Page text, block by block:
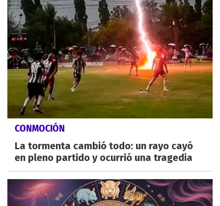
CONMOCIÓN
La tormenta cambió todo: un rayo cayó
en pleno partido y ocurrió una tragedia